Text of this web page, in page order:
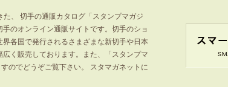
、 切手の通販カタログ「スタンプマガジ
のオンライン通販サイトです。切手のショ
各国で発行されるさまざまな新切手や日本
く販売しております。また、「スタンプマ
のでどうぞご覧下さい。 スタマガネットに